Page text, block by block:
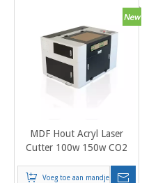
MDF Hout Acryl Laser
Cutter 100w 150w CO2
Lasersnijmachine Prijs:
Voeg toe aan mandje